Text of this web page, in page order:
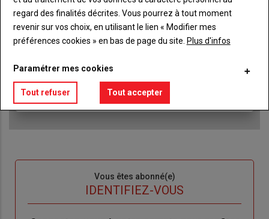
Liste
à
Accédez à tous les articles du site L'Aurore
newsletter du journal L'Aurore Paysanne
Vous êtes abonné(e)
IDENTIFIEZ-VOUS
regard des finalités décrites. Vous pourrez à tout moment
revenir sur vos choix, en utilisant le lien « Modifier mes
préférences cookies » en bas de page du site. Plus d'infos
Paramétrer mes cookies
Tout refuser Tout accepter